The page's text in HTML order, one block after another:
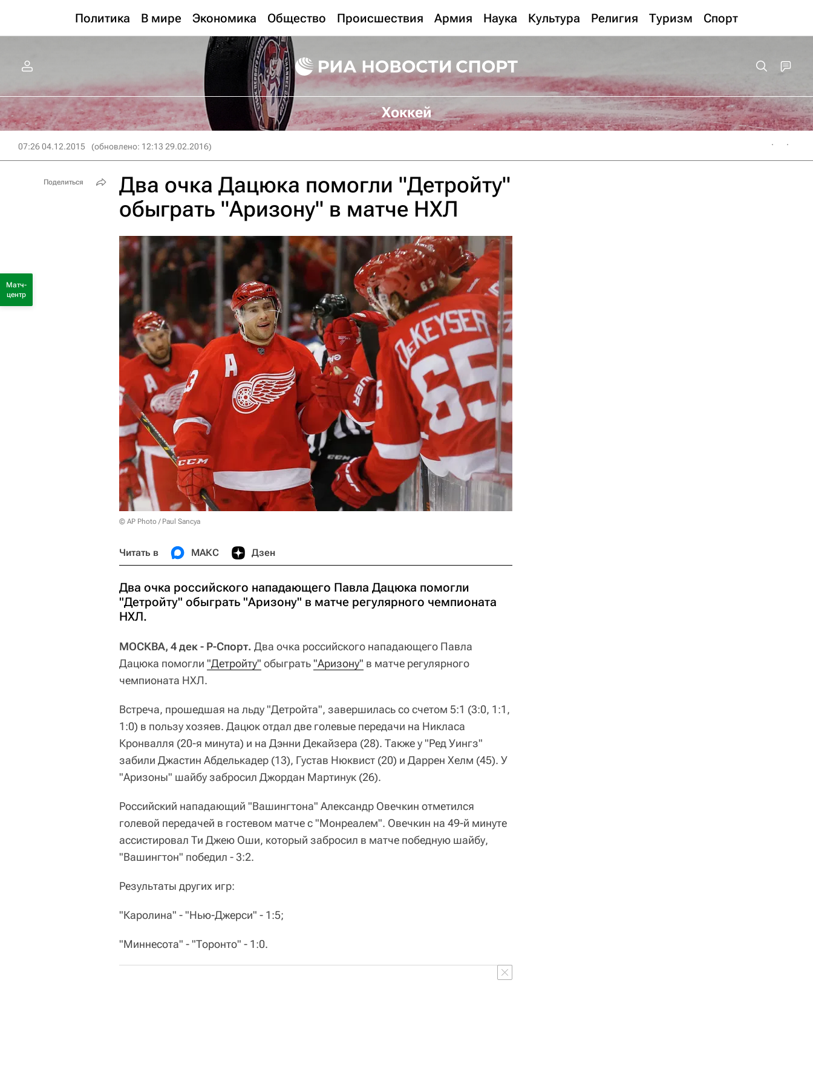
Политика В мире Экономика Общество Происшествия Армия Наука Культура Религия Туризм Спорт
Хоккей
07:26 04.12.2015 (обновлено: 12:13 29.02.2016)
Два очка Дацюка помогли "Детройту"
обыграть "Аризону" в матче НХЛ
© AP Photo / Paul Sancya
Читать в МАКС Дзен
Два очка российского нападающего Павла Дацюка помогли
"Детройту" обыграть "Аризону" в матче регулярного чемпионата
НХЛ.
МОСКВА, 4 дек - Р-Спорт. Два очка российского нападающего Павла
Дацюка помогли "Детройту" обыграть"Аризону" в матче регулярного
чемпионата НХЛ.
Встреча, прошедшая на льду "Детройта", завершилась со счетом 5:1 (3:0, 1:1,
1:0) в пользу хозяев. Дацюк отдал две голевые передачи на Никласа
Кронвалля (20-я минута) и на Дэнни Декайзера (28). Также у "Ред Уингз"
забили Джастин Абделькадер (13), Густав Нюквист (20) и Даррен Хелм (45). У
"Аризоны" шайбу забросил Джордан Мартинук (26).
Российский нападающий "Вашингтона" Александр Овечкин отметился
голевой передачей в гостевом матче с "Монреалем". Овечкин на 49-й минуте
ассистировал Ти Джею Оши, который забросил в матче победную шайбу,
"Вашингтон" победил - 3:2.
Результаты других игр:
"Каролина" - "Нью-Джерси" - 1:5;
"Миннесота" - "Торонто" - 1:0.
Поделиться
Матч-
центр